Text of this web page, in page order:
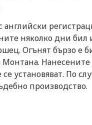
английски
няколко дни бил
Огънят бързо е
Монтана.
установяват. По
производство.